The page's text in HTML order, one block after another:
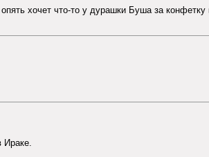
хочет что-то у дурашки Буша за
Ираке.